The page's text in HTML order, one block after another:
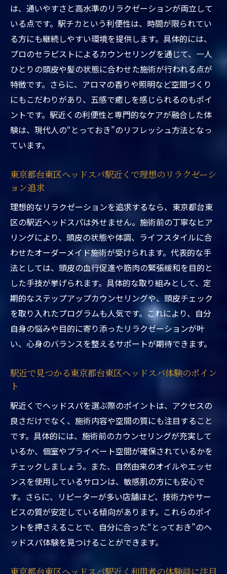
術の特徴とは
駅近東京都台東区ヘッドスパで癒しのドラ
イ施術を堪能
ヘッドスパおすすめの理由を徹底解説
東京都台東区ヘッドスパ駅近くがおすすめ
な理由を分析
ヘッドスパおすすめの効果を東京都台東区
駅近くで体感
駅近くで体験できる東京都台東区ヘッドス
東京都台東区ヘッドスパ駅近くで満足度が
高い理由とは
おすすめの東京都台東区ヘッドスパ駅近く
選びのコツ
ウェットとドライの違いを知る東京都台東区の
ケア
東京都台東区ヘッドスパ駅近くでウェット
とドライの違い比較
駅近くで受ける東京都台東区ヘッドスパの
施術タイプ解説
東京都台東区ヘッドスパ駅近くのウェット
ドライとウェットを東京都台東区ヘッドス
パ駅近くで体験
東京都台東区ヘッドスパ駅近くで自分に合
う施術を選ぶ方法
駅近くの東京都台東区ヘッドスパで違いを
体感するポイント
頭皮や髪質を整える台東区ヘッドスパの魅力
東京都台東区ヘッドスパ駅近くで頭皮と髪
質が整う秘密
駅近くで受けられる東京都台東区ヘッドス
は、通いやすさと高水準のリラクゼーションが両立して
いる点です。駅チカという利便性は、時間が限られてい
る方にも継続しやすい環境を提供します。具体的には、
プロのセラピストによるカウンセリングを通じて、一人
ひとりの頭皮や髪の状態に合わせた施術が行われる点が
特徴です。さらに、アロマの香りや照明など空間づくり
にもこだわりがあり、五感で癒しを感じられるのもポイ
ントです。駅近くの利便性と専門的なケアが融合した体
験は、現代人の“とっておき”のリフレッシュ方法となっ
ています。
東京都台東区ヘッドスパ駅近くで理想のリラクゼーシ
ョン追求
理想的なリラクゼーションを追求するなら、東京都台東
区の駅近ヘッドスパは外せません。施術前の丁寧なヒア
リングにより、頭皮の状態や体調、ライフスタイルに合
わせたオーダーメイド施術が受けられます。代表的な手
法としては、頭皮の血行促進や筋肉の緊張緩和を目的と
した手技が挙げられます。具体的な取り組みとして、定
期的なステップアップカウンセリングや、頭皮チェック
を取り入れたプログラムも人気です。これにより、自分
自身の悩みや目的に寄り添ったリラクゼーションが叶
い、心身のバランスを整えるサポートが期待できます。
駅近で見つかる東京都台東区ヘッドスパ体験のポイン
ト
駅近くでヘッドスパを選ぶ際のポイントは、アクセスの
良さだけでなく、施術内容や空間の質にも注目すること
です。具体的には、施術前のカウンセリングが充実して
いるか、個室やプライベート空間が確保されているかを
チェックしましょう。また、自然由来のオイルやエッセ
ンスを使用しているサロンは、敏感肌の方にも安心で
す。さらに、リピーターが多い店舗ほど、技術力やサー
ビスの質が安定している傾向があります。これらのポイ
ントを押さえることで、自分に合った“とっておき”のヘ
ッドスパ体験を見つけることができます。
東京都台東区ヘッドスパ駅近く利用者の体験談に注目